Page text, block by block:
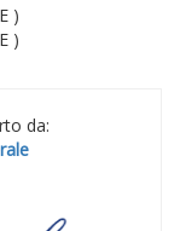
)
)
da: